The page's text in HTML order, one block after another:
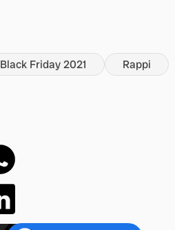
Black Friday 2021 Rappi